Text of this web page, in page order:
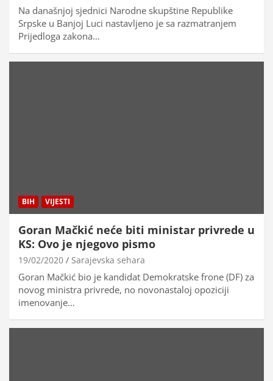
Na današnjoj sjednici Narodne skupštine Republike
Srpske u Banjoj Luci nastavljeno je sa razmatranjem
Prijedloga zakona…
BIH VIJESTI
Goran Mačkić neće biti ministar privrede u
KS: Ovo je njegovo pismo
19/02/2020 Sarajevska sehara
Goran Mačkić bio je kandidat Demokratske frone (DF) za
novog ministra privrede, no novonastaloj opoziciji
imenovanje…